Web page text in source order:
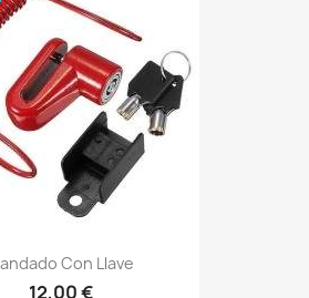
Con Llave
12,00 €